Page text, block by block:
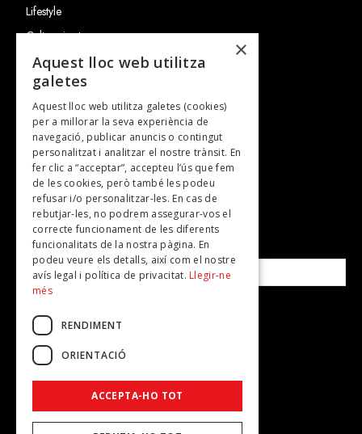
Lifestyle
Cultura i art
Entrevistes
Gastronomia
TV
Plans per fer
Revistes
SUBSCRIU-TE A LA NOSTRA NEWSLETTER!
Correu electrònic*
Accepto lapolítica de privacitat
×
Aquest lloc web utilitza
galetes
Aquest lloc web utilitza galetes (cookies)
per a millorar la seva experiència de
navegació, publicar anuncis o contingut
personalitzat i analitzar el nostre trànsit. En
fer clic a “acceptar”, accepteu l’ús que fem
de les cookies, però també les podeu
refusar i/o personalitzar-les. En cas de
rebutjar-les, no podrem assegurar-vos el
correcte funcionament de les diferents
funcionalitats de la nostra pàgina. En
podeu veure els detalls, així com el nostre
avís legal i política de privacitat. Llegir-ne
més
RENDIMENT
ORIENTACIÓ
ACCEPTA-HO TOT